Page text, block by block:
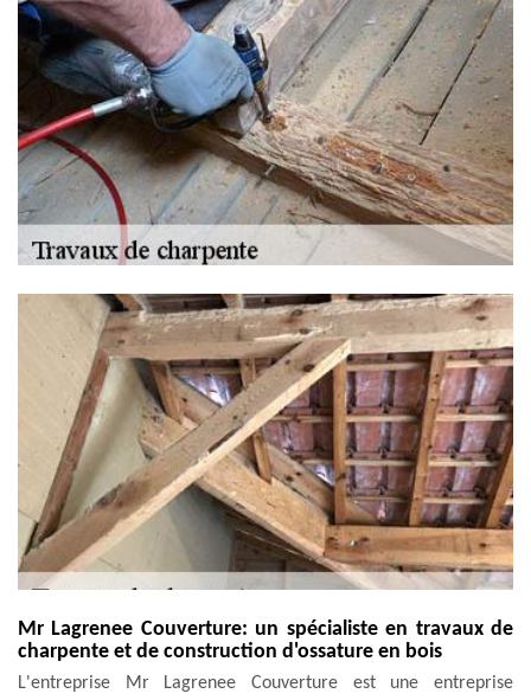
Mr Lagrenee Couverture: un spécialiste en travaux de
charpente et de construction d'ossature en bois
L'entreprise Mr Lagrenee Couverture est une entreprise